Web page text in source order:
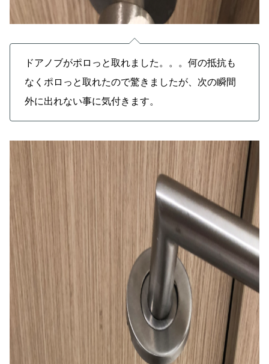
ドアノブがポロっと取れました。。。何の抵抗も
なくポロっと取れたので驚きましたが、次の瞬間
外に出れない事に気付きます。